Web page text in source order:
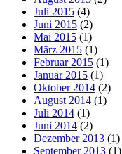
Juli 2015 (4)
Juni 2015 (2)
Mai 2015 (1)
März 2015 (1)
Februar 2015 (1)
Januar 2015 (1)
Oktober 2014 (2)
August 2014 (1)
Juli 2014 (1)
Juni 2014 (2)
Dezember 2013 (1)
September 2013 (1)